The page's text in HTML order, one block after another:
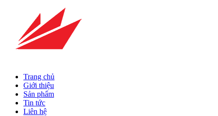
Trang chủ
Giới thiệu
Sản phẩm
Tin tức
Liên hệ